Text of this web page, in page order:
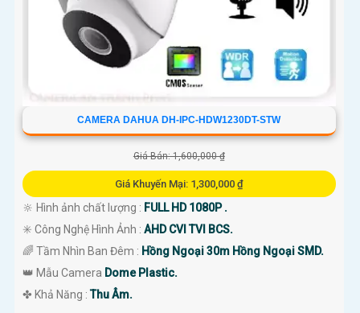
CAMERA DAHUA DH-IPC-HDW1230DT-STW
Giá Bán: 1,600,000 ₫
Giá Khuyến Mại: 1,300,000 ₫
🔆 Hình ảnh chất lượng : FULL HD 1080P .
✳️ Công Nghệ Hình Ảnh : AHD CVI TVI BCS.
🌈 Tầm Nhìn Ban Đêm : Hồng Ngoại 30m Hồng Ngoại SMD.
👑 Mẫu Camera Dome Plastic.
️✤ Khả Năng :Thu Âm.